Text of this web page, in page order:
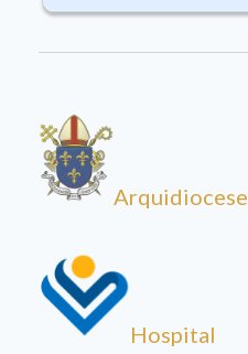
Arquidiocese
Hospital